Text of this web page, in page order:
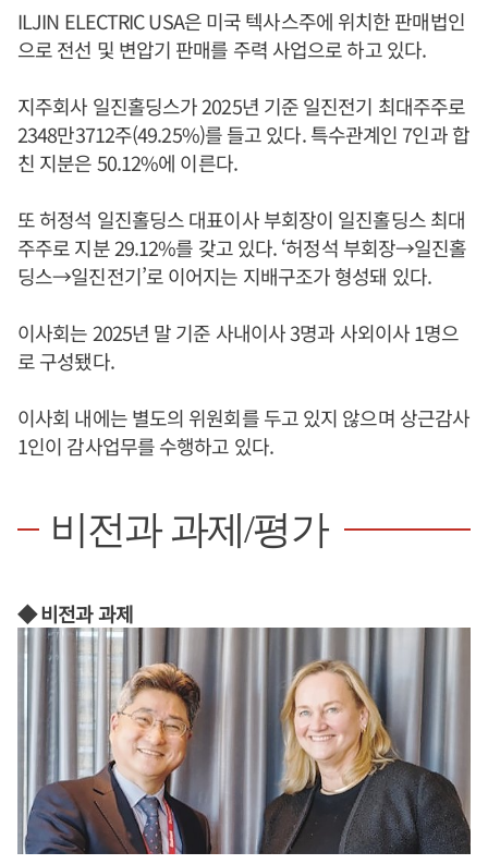
ILJIN ELECTRIC USA은 미국 텍사스주에 위치한 판매법인
으로 전선 및 변압기 판매를 주력 사업으로 하고 있다.
지주회사 일진홀딩스가 2025년 기준 일진전기 최대주주로
2348만3712주(49.25%)를 들고 있다. 특수관계인 7인과 합
친 지분은 50.12%에 이른다.
또 허정석 일진홀딩스 대표이사 부회장이 일진홀딩스 최대
주주로 지분 29.12%를 갖고 있다. ‘허정석 부회장→일진홀
딩스→일진전기’로 이어지는 지배구조가 형성돼 있다.
이사회는 2025년 말 기준 사내이사 3명과 사외이사 1명으
로 구성됐다.
이사회 내에는 별도의 위원회를 두고 있지 않으며 상근감사
1인이 감사업무를 수행하고 있다.
비전과 과제/평가
◆ 비전과 과제